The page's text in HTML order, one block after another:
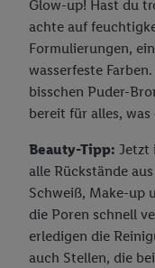
Glow-up! Hast du
achte auf
Formulierungen,
wasserfeste
bisschen Puder-
bereit für alles,
Beauty-Tipp: Jetzt
alle Rückstände
Schweiß, Make-up
die Poren schnell
erledigen die
auch Stellen, die